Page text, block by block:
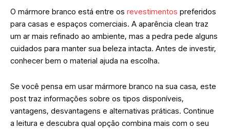
O mármore branco está entre os revestimentos preferidos
para casas e espaços comerciais. A aparência clean traz
um ar mais refinado ao ambiente, mas a pedra pede alguns
cuidados para manter sua beleza intacta. Antes de investir,
conhecer bem o material ajuda na escolha.
Se você pensa em usar mármore branco na sua casa, este
post traz informações sobre os tipos disponíveis,
vantagens, desvantagens e alternativas práticas. Continue
a leitura e descubra qual opção combina mais com o seu